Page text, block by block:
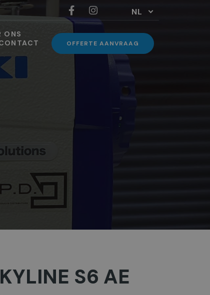
NL
ONS
OFFERTE AANVRAAG
S6 AE